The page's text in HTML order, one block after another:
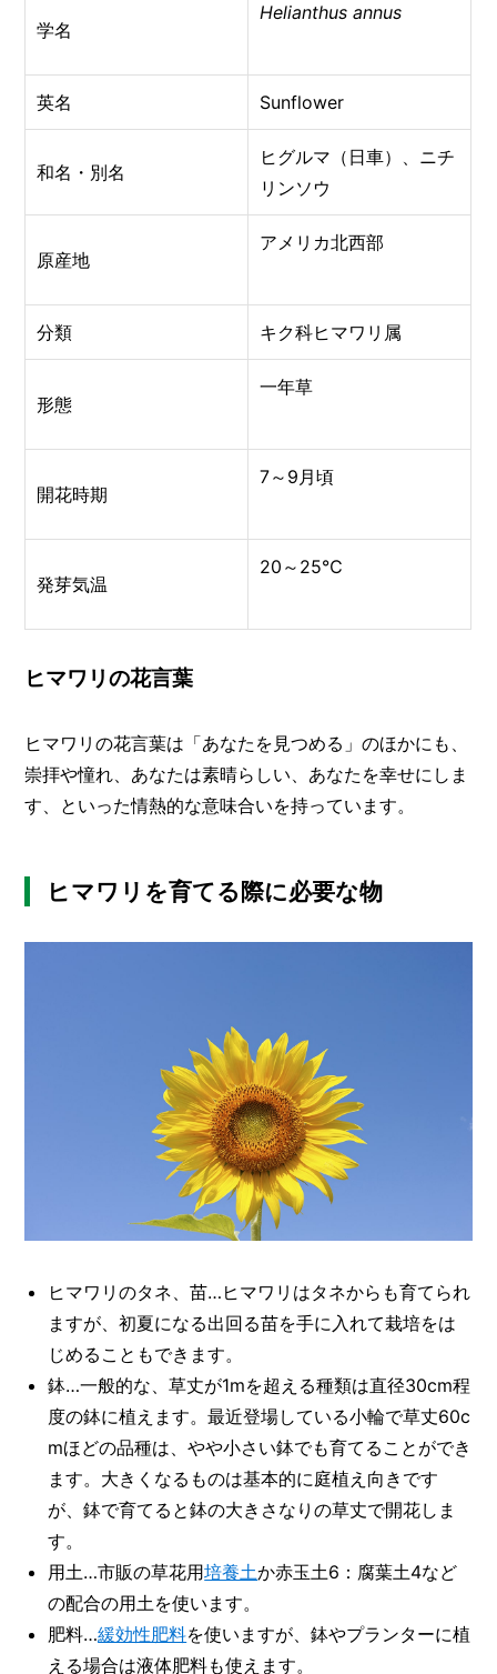
学名
Helianthus annus
英名 Sunflower
和名・別名
ヒグルマ（日車）、ニチ
リンソウ
原産地
アメリカ北西部
分類 キク科ヒマワリ属
形態
一年草
開花時期
7～9月頃
発芽気温
20～25℃
ヒマワリの花言葉
ヒマワリの花言葉は「あなたを見つめる」のほかにも、
崇拝や憧れ、あなたは素晴らしい、あなたを幸せにしま
す、といった情熱的な意味合いを持っています。
ヒマワリを育てる際に必要な物
ヒマワリのタネ、苗…ヒマワリはタネからも育てられ
ますが、初夏になる出回る苗を手に入れて栽培をは
じめることもできます。
鉢…一般的な、草丈が1mを超える種類は直径30cm程
度の鉢に植えます。最近登場している小輪で草丈60c
mほどの品種は、やや小さい鉢でも育てることができ
ます。大きくなるものは基本的に庭植え向きです
が、鉢で育てると鉢の大きさなりの草丈で開花しま
す。
用土…市販の草花用培養土か赤玉土6：腐葉土4など
の配合の用土を使います。
肥料…緩効性肥料を使いますが、鉢やプランターに植
える場合は液体肥料も使えます。